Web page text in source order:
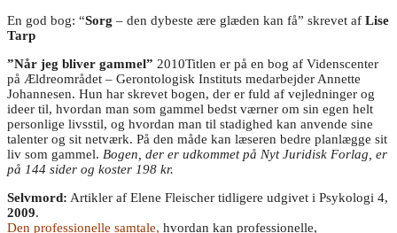
En god bog: “Sorg – den dybeste ære glæden kan få” skrevet af Lise
Tarp
”Når jeg bliver gammel” 2010Titlen er på en bog af Videnscenter
på Ældreområdet – Gerontologisk Instituts medarbejder Annette
Johannesen. Hun har skrevet bogen, der er fuld af vejledninger og
ideer til, hvordan man som gammel bedst værner om sin egen helt
personlige livsstil, og hvordan man til stadighed kan anvende sine
talenter og sit netværk. På den måde kan læseren bedre planlægge sit
liv som gammel. Bogen, der er udkommet på Nyt Juridisk Forlag, er
på 144 sider og koster 198 kr.
Selvmord: Artikler af Elene Fleischer tidligere udgivet i Psykologi 4,
2009.
Den professionelle samtale, hvordan kan professionelle,